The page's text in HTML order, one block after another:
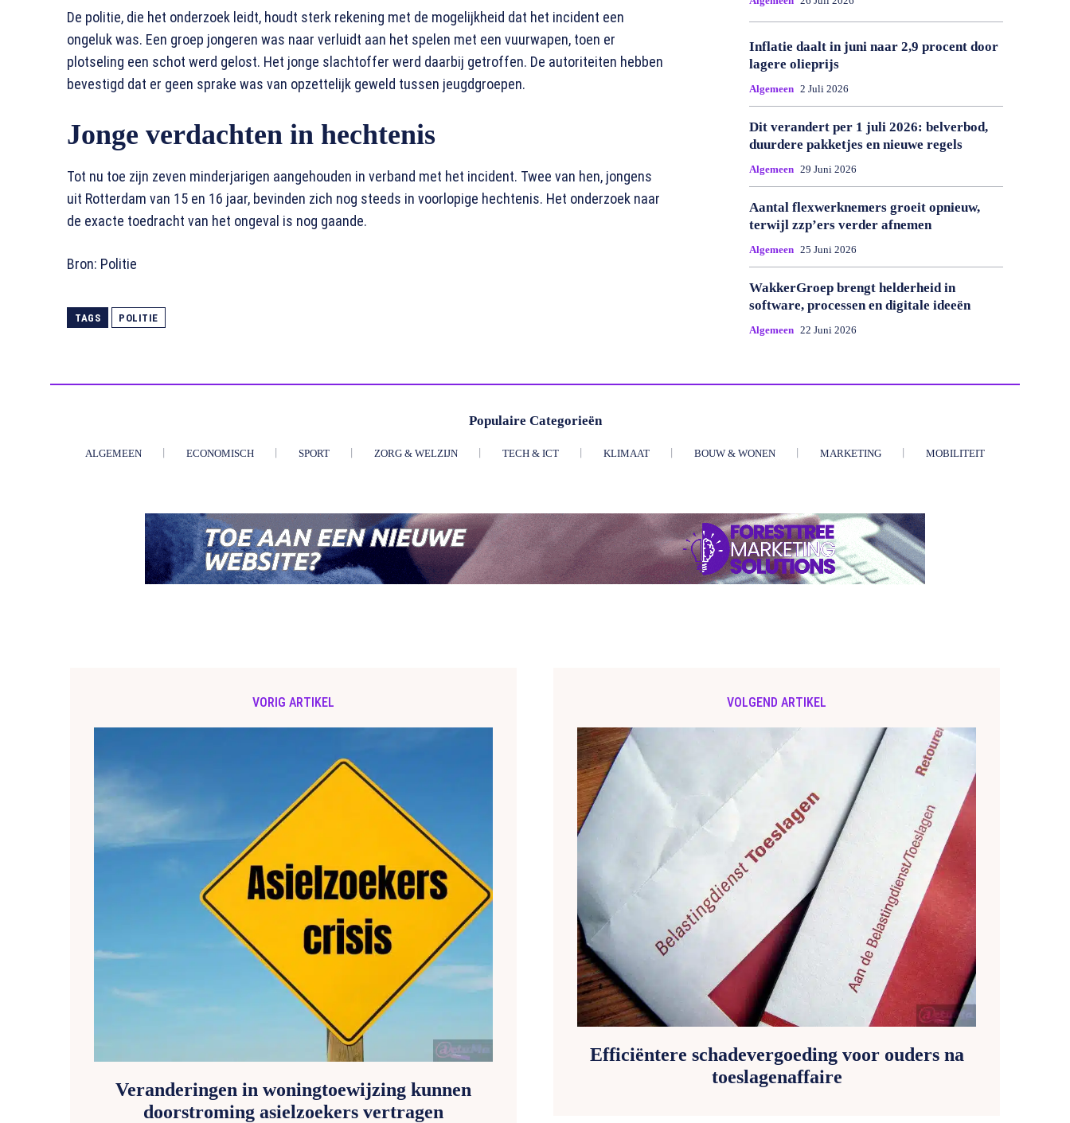
De politie, die het onderzoek leidt, houdt sterk rekening met de mogelijkheid dat het incident een
ongeluk was. Een groep jongeren was naar verluidt aan het spelen met een vuurwapen, toen er
plotseling een schot werd gelost. Het jonge slachtoffer werd daarbij getroffen. De autoriteiten hebben
bevestigd dat er geen sprake was van opzettelijk geweld tussen jeugdgroepen.
Jonge verdachten in hechtenis
Tot nu toe zijn zeven minderjarigen aangehouden in verband met het incident. Twee van hen, jongens
uit Rotterdam van 15 en 16 jaar, bevinden zich nog steeds in voorlopige hechtenis. Het onderzoek naar
de exacte toedracht van het ongeval is nog gaande.
Bron: Politie
TAGS POLITIE
Inflatie daalt in juni naar 2,9 procent door
lagere olieprijs
Algemeen 2 Juli 2026
Dit verandert per 1 juli 2026: belverbod,
duurdere pakketjes en nieuwe regels
Algemeen 29 Juni 2026
Aantal flexwerknemers groeit opnieuw,
terwijl zzp’ers verder afnemen
Algemeen 25 Juni 2026
WakkerGroep brengt helderheid in
software, processen en digitale ideeën
Algemeen 22 Juni 2026
Populaire Categorieën
ALGEMEEN ECONOMISCH SPORT ZORG & WELZIJN TECH & ICT KLIMAAT BOUW & WONEN MARKETING MOBILITEIT
VORIG ARTIKEL
Veranderingen in woningtoewijzing kunnen
doorstroming asielzoekers vertragen
VOLGEND ARTIKEL
Efficiëntere schadevergoeding voor ouders na
toeslagenaffaire